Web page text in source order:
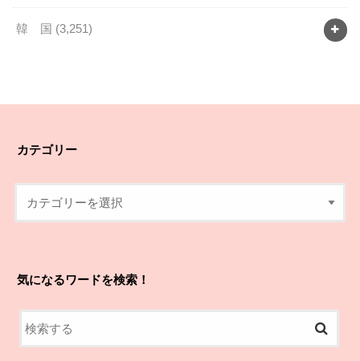
韓 国 (3,251)
カテゴリー
気になるワードを検索！